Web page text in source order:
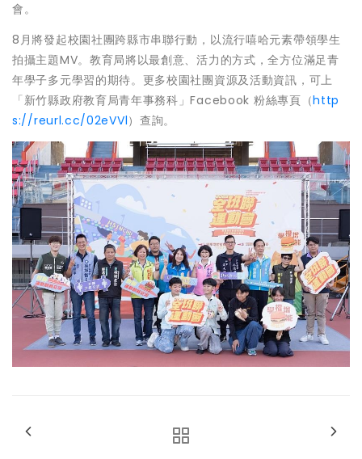
會。
8月將發起校園社團跨縣市串聯行動，以流行嘻哈元素帶領學生
拍攝主題MV。教育局將以最創意、活力的方式，全方位滿足青
年學子多元學習的期待。更多校園社團資源及活動資訊，可上
「新竹縣政府教育局青年事務科」Facebook 粉絲專頁（http
s://reurl.cc/02eVVl）查詢。